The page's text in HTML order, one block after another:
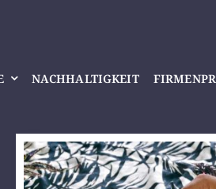
NACHHALTIGKEIT